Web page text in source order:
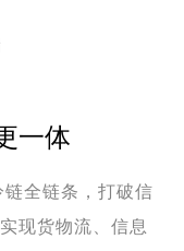
一体
全链条，打破信
现货物流、信息